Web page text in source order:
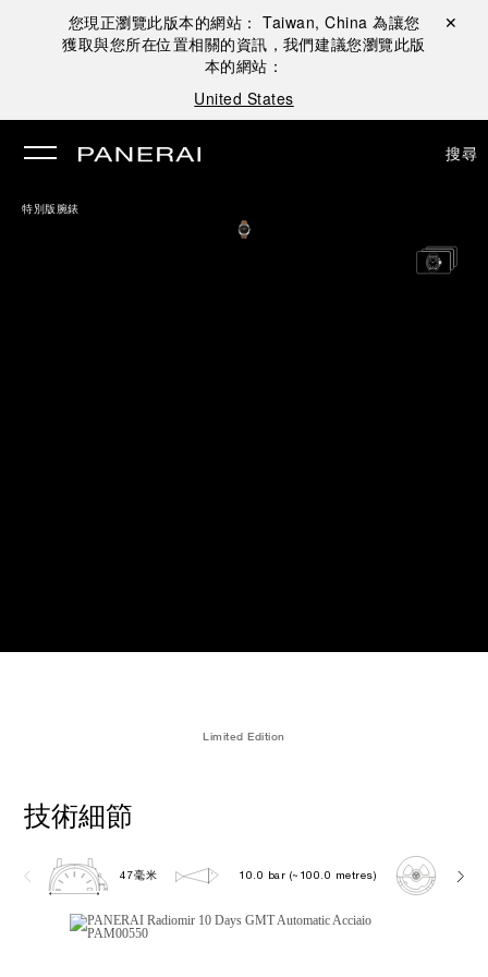
您現正瀏覽此版本的網站： Taiwan, China 為讓您
獲取與您所在位置相關的資訊，我們建議您瀏覽此版
本的網站：
United States
關閉 ✕
搜尋
特別版腕錶
Limited Edition
技術細節
47毫米 10.0 bar (~100.0 metres)